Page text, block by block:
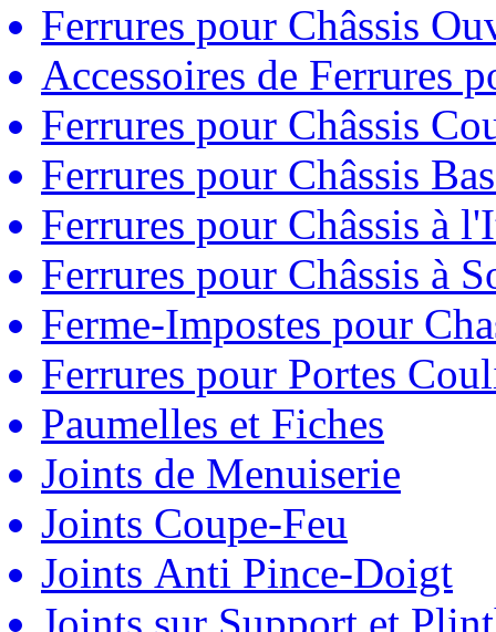
Ferrures pour Châssis
Accessoires de Ferrures
Ferrures pour Châssis
Ferrures pour Châssis
Ferrures pour Châssis à
Ferrures pour Châssis à
Ferme-Impostes pour
Ferrures pour Portes
Paumelles et Fiches
Joints de Menuiserie
Joints Coupe-Feu
Joints Anti Pince-Doigt